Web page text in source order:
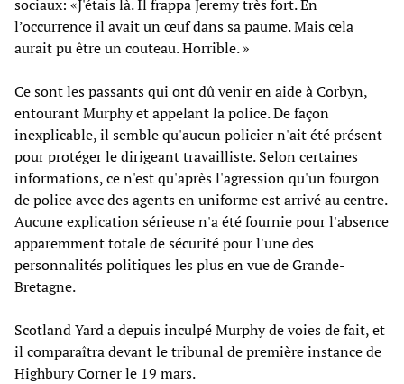
sociaux: «J'étais là. Il frappa Jeremy très fort. En
l’occurrence il avait un œuf dans sa paume. Mais cela
aurait pu être un couteau. Horrible. »
Ce sont les passants qui ont dû venir en aide à Corbyn,
entourant Murphy et appelant la police. De façon
inexplicable, il semble qu'aucun policier n'ait été présent
pour protéger le dirigeant travailliste. Selon certaines
informations, ce n'est qu'après l'agression qu'un fourgon
de police avec des agents en uniforme est arrivé au centre.
Aucune explication sérieuse n'a été fournie pour l'absence
apparemment totale de sécurité pour l'une des
personnalités politiques les plus en vue de Grande-
Bretagne.
Scotland Yard a depuis inculpé Murphy de voies de fait, et
il comparaîtra devant le tribunal de première instance de
Highbury Corner le 19 mars.